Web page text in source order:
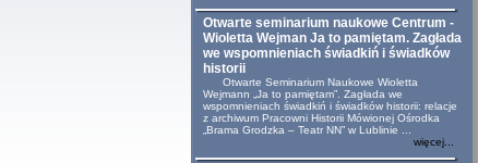
Otwarte seminarium naukowe Centrum -
Wioletta Wejman Ja to pamiętam. Zagłada
we wspomnieniach świadkiń i świadków
historii
Otwarte Seminarium Naukowe Wioletta
Wejmann „Ja to pamiętam”. Zagłada we
wspomnieniach świadkiń i świadków historii: relacje
z archiwum Pracowni Historii Mówionej Ośrodka
„Brama Grodzka – Teatr NN” w Lublinie ...
więcej...